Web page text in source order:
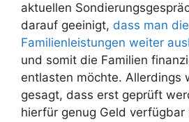
aktuellen
darauf geeinigt, dass man die
Familienleistungen weiter
und somit die Familien
entlasten möchte. Allerdings
gesagt, dass erst geprüft
hierfür genug Geld verfügbar